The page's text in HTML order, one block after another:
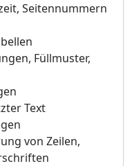
Seitennummern
Füllmuster,
Text
von Zeilen,